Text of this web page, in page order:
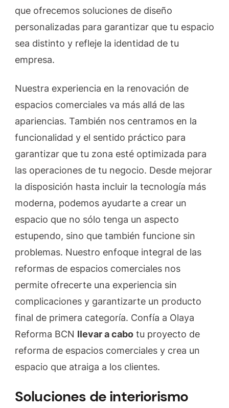
que ofrecemos soluciones de diseño
personalizadas para garantizar que tu espacio
sea distinto y refleje la identidad de tu
empresa.
Nuestra experiencia en la renovación de
espacios comerciales va más allá de las
apariencias. También nos centramos en la
funcionalidad y el sentido práctico para
garantizar que tu zona esté optimizada para
las operaciones de tu negocio. Desde mejorar
la disposición hasta incluir la tecnología más
moderna, podemos ayudarte a crear un
espacio que no sólo tenga un aspecto
estupendo, sino que también funcione sin
problemas. Nuestro enfoque integral de las
reformas de espacios comerciales nos
permite ofrecerte una experiencia sin
complicaciones y garantizarte un producto
final de primera categoría. Confía a Olaya
Reforma BCN llevar a cabo tu proyecto de
reforma de espacios comerciales y crea un
espacio que atraiga a los clientes.
Soluciones de interiorismo